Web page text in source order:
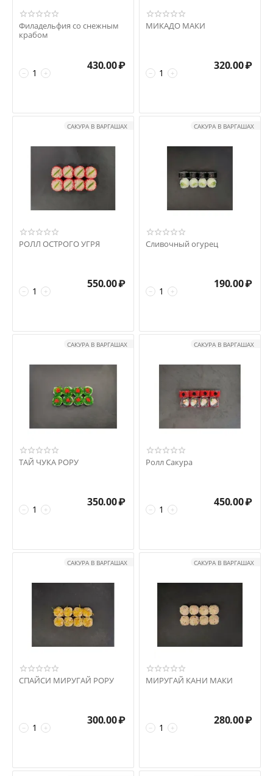
Филадельфия со снежным
крабом
+
−
430.00₽
МИКАДО МАКИ
+
−
320.00₽
САКУРА В ВАРГАШАХ
РОЛЛ ОСТРОГО УГРЯ
+
−
550.00₽
САКУРА В ВАРГАШАХ
Сливочный огурец
+
−
190.00₽
САКУРА В ВАРГАШАХ
ТАЙ ЧУКА РОРУ
+
−
350.00₽
САКУРА В ВАРГАШАХ
Ролл Сакура
+
−
450.00₽
САКУРА В ВАРГАШАХ
СПАЙСИ МИРУГАЙ РОРУ
+
−
300.00₽
САКУРА В ВАРГАШАХ
МИРУГАЙ КАНИ МАКИ
+
−
280.00₽